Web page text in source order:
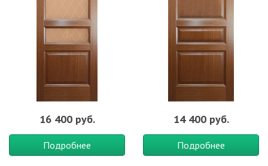
16 400 руб.
Подробнее
14 400 руб.
Подробнее